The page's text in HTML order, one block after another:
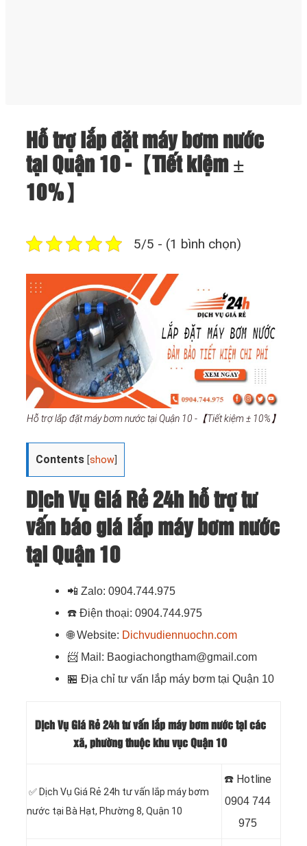
Hỗ trợ lắp đặt máy bơm nước
tại Quận 10 -【Tiết kiệm ±
10%】
5/5 - (1 bình chọn)
Hỗ trợ lắp đặt máy bơm nước tại Quận 10 -【Tiết kiệm ± 10%】
Contents [show
Dịch Vụ Giá Rẻ 24h hỗ trợ tư
vấn báo giá lắp máy bơm nước
tại Quận 10
📲 Zalo: 0904.744.975
☎️ Điện thoại: 0904.744.975
🌐Website: Dichvudiennuochn.com
📨 Mail: Baogiachongtham@gmail.com
🏪 Địa chỉ tư vấn lắp máy bơm tại Quận 10
Dịch Vụ Giá Rẻ 24h tư vấn lắp máy bơm nước tại các
xã, phường thuộc khu vục Quận 10
✅ Dịch Vụ Giá Rẻ 24h tư vấn lắp máy bơm
nước tại Bà Hạt, Phường 8, Quận 10
☎️ Hotline
0904 744
975